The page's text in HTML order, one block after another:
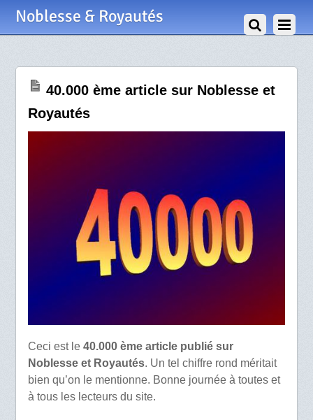
Noblesse & Royautés
40.000 ème article sur Noblesse et
Royautés
Ceci est le 40.000 ème article publié sur
Noblesse et Royautés. Un tel chiffre rond méritait
bien qu’on le mentionne. Bonne journée à toutes et
à tous les lecteurs du site.